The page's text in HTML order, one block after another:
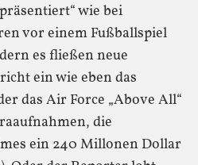
wie bei
vor einem Fußballspiel
es fließen neue
ein wie eben das
das Air Force „Above All“
die
ein 240 Millonen Dollar